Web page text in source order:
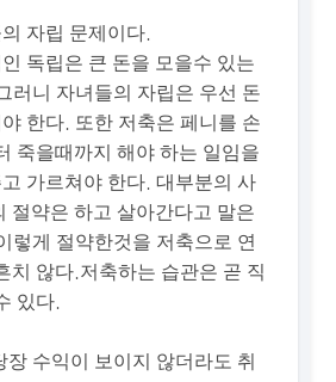
자립 문제이다.
독립은 큰 돈을 모을수 있는
러니 자녀들의 자립은 우선 돈
한다. 또한 저축은 페니를 손
죽을때까지 해야 하는 일임을
가르쳐야 한다. 대부분의 사
절약은 하고 살아간다고 말은
렇게 절약한것을 저축으로 연
치 않다.저축하는 습관은 곧 직
있다.
장 수익이 보이지 않더라도 취